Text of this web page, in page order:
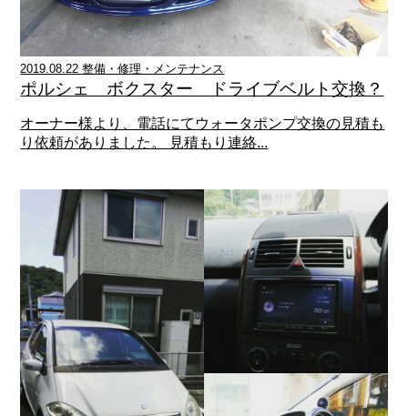
2019.08.22 整備・修理・メンテナンス
ポルシェ ボクスター ドライブベルト交換？
オーナー様より、電話にてウォータポンプ交換の見積も
り依頼がありました。 見積もり連絡...